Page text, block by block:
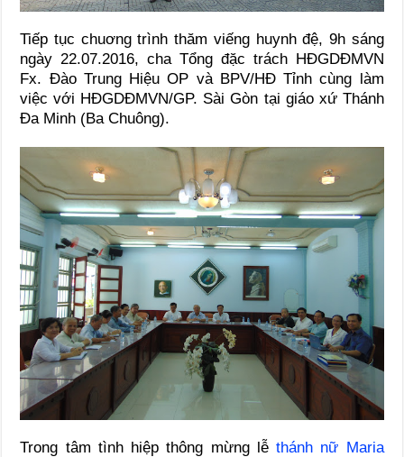
Tiếp tục chuơng trình thăm viếng huynh đệ, 9h sáng
ngày 22.07.2016, cha Tổng đặc trách HĐGDĐMVN
Fx. Đào Trung Hiệu OP và BPV/HĐ Tỉnh cùng làm
việc với HĐGDĐMVN/GP. Sài Gòn tại giáo xứ Thánh
Đa Minh (Ba Chuông).
Trong tâm tình hiệp thông mừng lễthánh nữ Maria